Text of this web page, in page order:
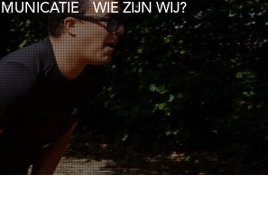
WIE ZIJN WIJ?